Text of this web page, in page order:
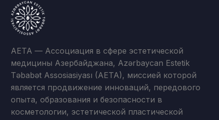
AETA — Ассоциация в сфере эстетической
медицины Азербайджана, Azərbaycan Estetik
Təbabət Assosiasiyası (AETA), миссией которой
является продвижение инноваций, передового
опыта, образования и безопасности в
косметологии, эстетической пластической